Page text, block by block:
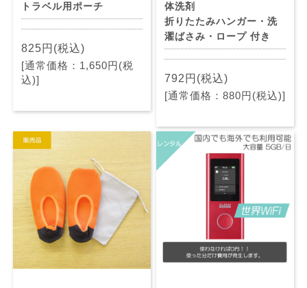
トラベル用ポーチ
825円(税込)
[通常価格：1,650円(税
込)]
体洗剤
折りたたみハンガー・洗
濯ばさみ・ロープ 付き
792円(税込)
[通常価格：880円(税込)]